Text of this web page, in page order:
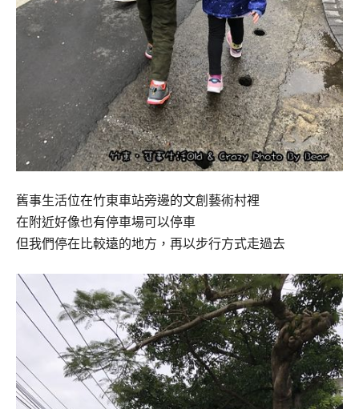
舊事生活位在竹東車站旁邊的文創藝術村裡
在附近好像也有停車場可以停車
但我們停在比較遠的地方，再以步行方式走過去